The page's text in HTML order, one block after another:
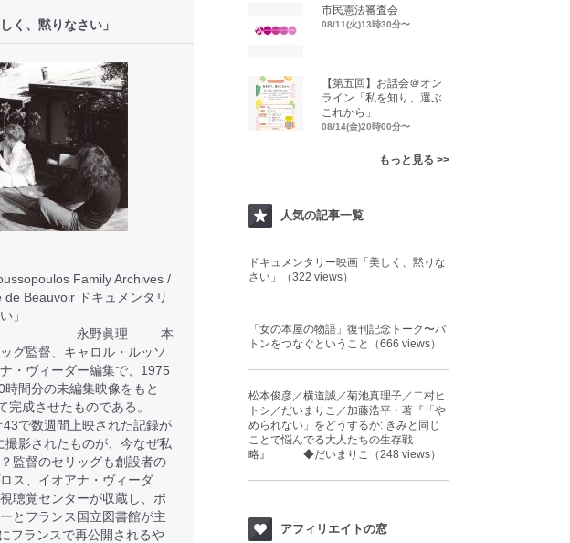
く、黙りなさい」
Family Archives /
Beauvoir ドキュメンタリ
」
理 本
グ監督、キャロル・ルッソ
・ヴィーダー編集で、1975
間分の未編集映像をもと
成させたものである。
で数週間上映された記録が
影されたものが、今なぜ私
監督のセリッグも創設者の
ス、イオアナ・ヴィーダ
聴覚センターが収蔵し、ボ
とフランス国立図書館が主
フランスで再公開されるや
市民憲法審査会
08/11(火)13時30分〜
【第五回】お話会＠オン
ライン「私を知り、選ぶ
これから」
08/14(金)20時00分〜
もっと見る >>
人気の記事一覧
ドキュメンタリー映画「美しく、黙りな
さい」（322 views）
「女の本屋の物語」復刊記念トーク〜バ
トンをつなぐということ（666 views）
松本俊彦／横道誠／菊池真理子／二村ヒ
トシ／だいまりこ／加藤浩平・著『「や
められない」をどうするか: きみと同じ
ことで悩んでる大人たちの生存戦
略』 ◆だいまりこ（248 views）
アフィリエイトの窓